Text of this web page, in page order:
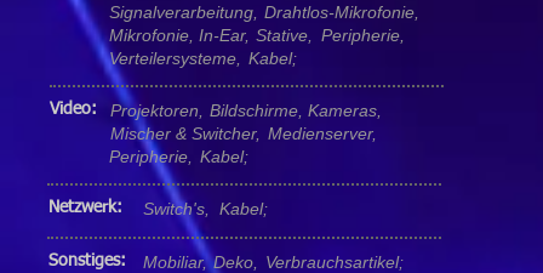
Signalverarbeitung, Drahtlos-Mikrofonie,
Mikrofonie, In-Ear,
Verteilersysteme,
Stative,
Kabel;
Peripherie,
Video: Projektoren, Bildschirme, Kameras,
Mischer & Switcher,
Peripherie,
Kabel;
Medienserver,
Netzwerk: Switch's, Kabel;
Sonstiges: Mobiliar, Deko, Verbrauchsartikel;